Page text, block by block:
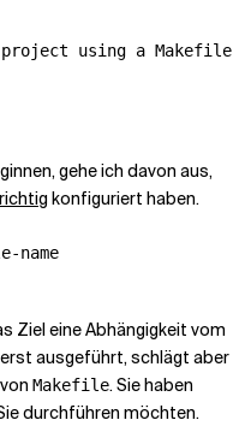
gehe ich davon aus,
konfiguriert haben.
name
Ziel eine Abhängigkeit vom
ausgeführt, schlägt aber
Makefile. Sie haben
durchführen möchten.